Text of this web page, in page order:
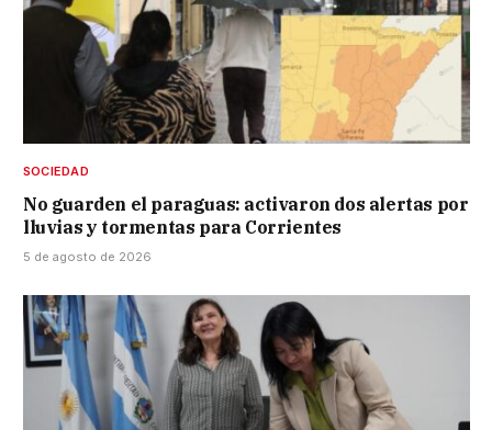
SOCIEDAD
No guarden el paraguas: activaron dos alertas por
lluvias y tormentas para Corrientes
5 de agosto de 2026